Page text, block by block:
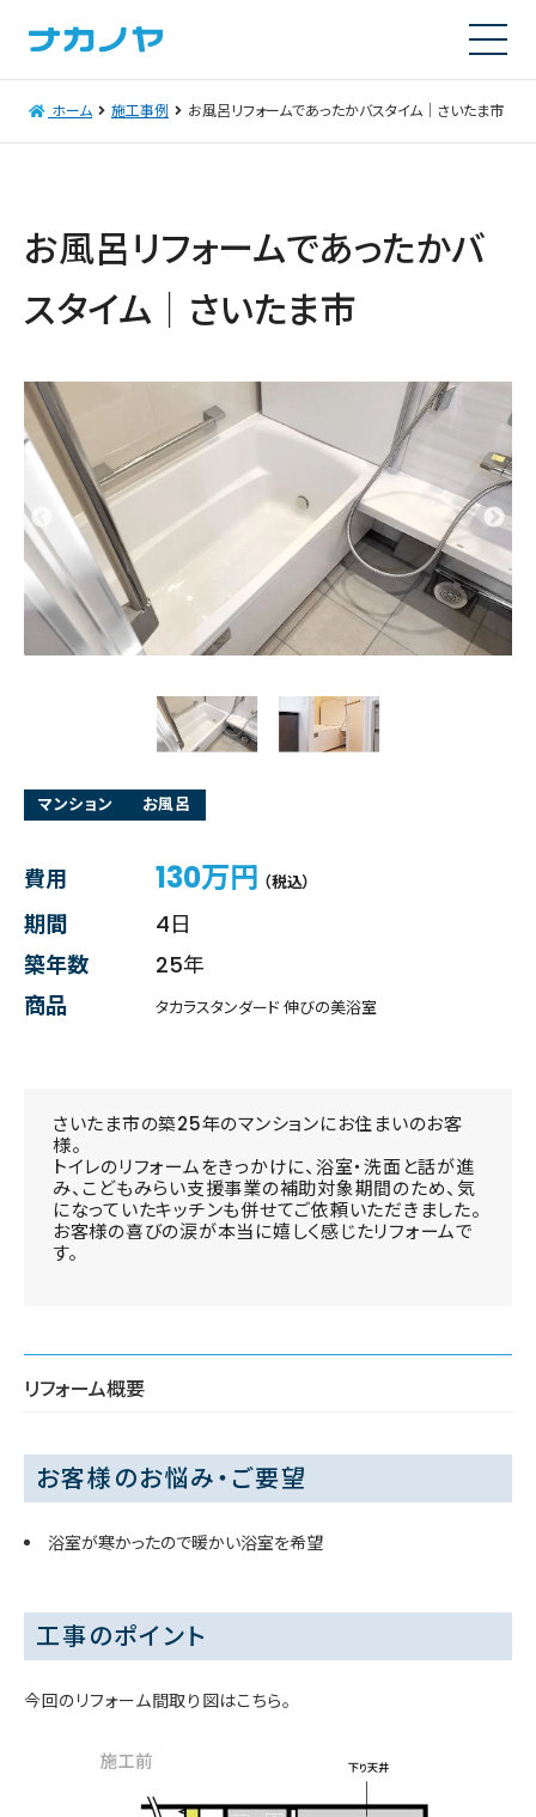
ホーム 施工事例 お風呂リフォームであったかバスタイム｜さいたま市
お風呂リフォームであったかバ
スタイム｜さいたま市
マンション お風呂
費用 130万円 （税込）
期間
4日
築年数
25年
商品
タカラスタンダード 伸びの美浴室
さいたま市の築25年のマンションにお住まいのお客
様。
トイレのリフォームをきっかけに、浴室・洗面と話が進
み、こどもみらい支援事業の補助対象期間のため、気
になっていたキッチンも併せてご依頼いただきました。
お客様の喜びの涙が本当に嬉しく感じたリフォームで
す。
リフォーム概要
お客様のお悩み・ご要望
浴室が寒かったので暖かい浴室を希望
工事のポイント
今回のリフォーム間取り図はこちら。